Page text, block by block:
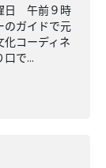
日 午前９時
ガイドで元
コーディネ
で...